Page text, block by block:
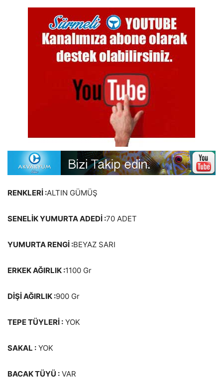
RENKLERİ :ALTIN GÜMÜŞ
SENELİK YUMURTA ADEDİ :70 ADET
YUMURTA RENGİ :BEYAZ SARI
ERKEK AĞIRLIK :1100 Gr
DİŞİ AĞIRLIK :900 Gr
TEPE TÜYLERİ : YOK
SAKAL : YOK
BACAK TÜYÜ : VAR